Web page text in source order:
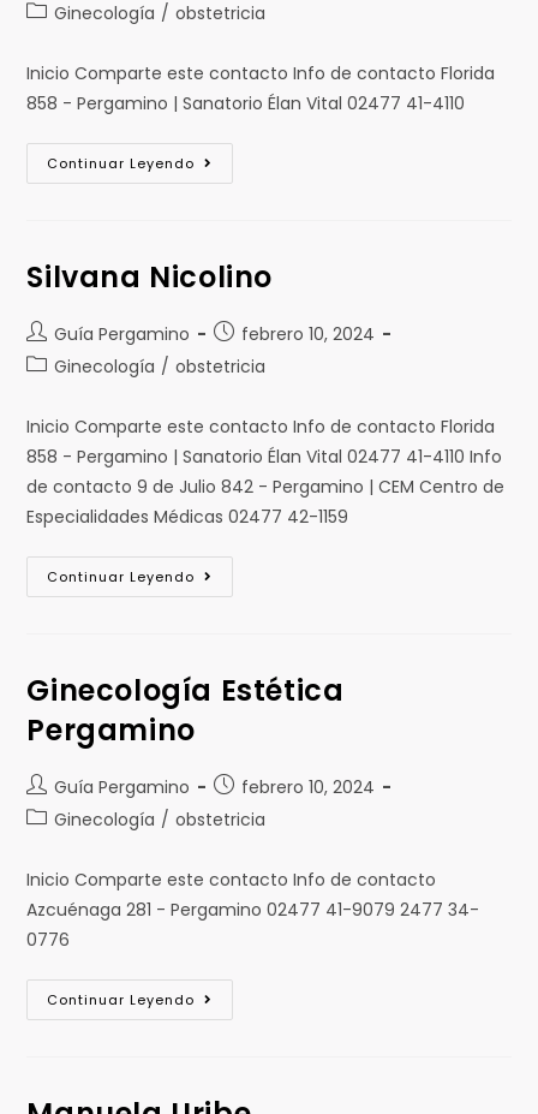
Ginecología / obstetricia
Inicio Comparte este contacto Info de contacto Florida
858 - Pergamino | Sanatorio Élan Vital 02477 41-4110
Continuar Leyendo
Silvana Nicolino
Guía Pergamino
febrero 10, 2024
Ginecología / obstetricia
Inicio Comparte este contacto Info de contacto Florida
858 - Pergamino | Sanatorio Élan Vital 02477 41-4110 Info
de contacto 9 de Julio 842 - Pergamino | CEM Centro de
Especialidades Médicas 02477 42-1159
Continuar Leyendo
Ginecología Estética
Pergamino
Guía Pergamino
febrero 10, 2024
Ginecología / obstetricia
Inicio Comparte este contacto Info de contacto
Azcuénaga 281 - Pergamino 02477 41-9079 2477 34-
0776
Continuar Leyendo